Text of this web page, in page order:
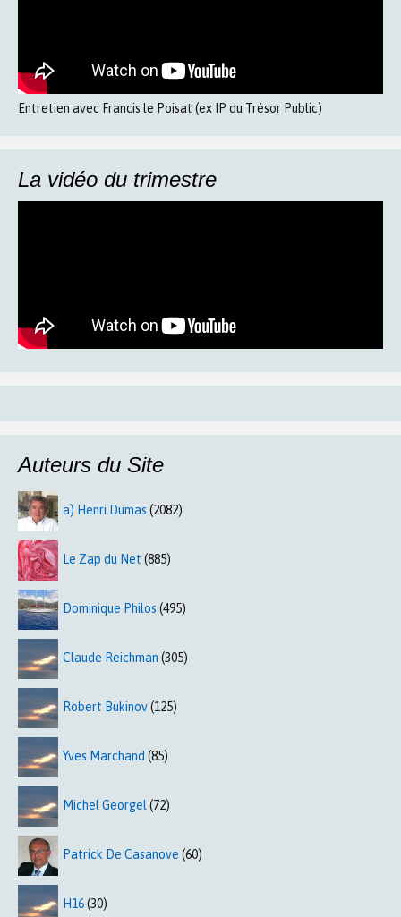
Entretien avec Francis le Poisat (ex IP du Trésor Public)
La vidéo du trimestre
Auteurs du Site
a) Henri Dumas (2082)
Le Zap du Net (885)
Dominique Philos (495)
Claude Reichman (305)
Robert Bukinov(125)
Yves Marchand (85)
Michel Georgel (72)
Patrick De Casanove (60)
H16(30)